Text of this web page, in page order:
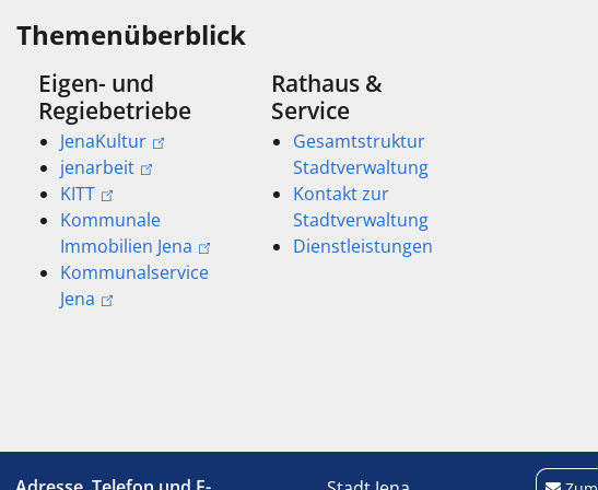
Themenüberblick
Eigen- und
Regiebetriebe
JenaKultur
jenarbeit
KITT
Kommunale
Immobilien Jena
Kommunalservice
Jena
Rathaus &
Service
Gesamtstruktur
Stadtverwaltung
Kontakt zur
Stadtverwaltung
Dienstleistungen